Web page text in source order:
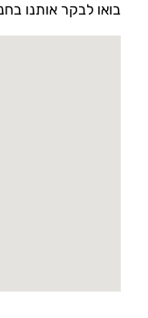
בואו לבקר אותנו